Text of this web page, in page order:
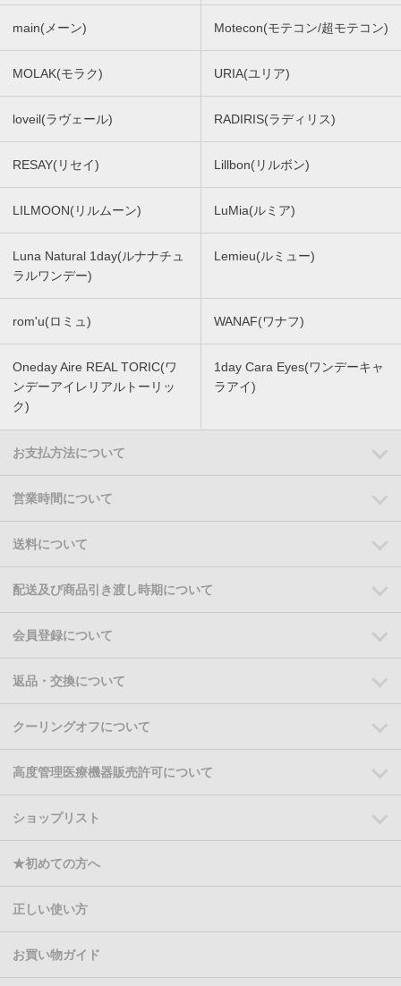
main(メーン) Motecon(モテコン/超モテコン)
MOLAK(モラク) URIA(ユリア)
loveil(ラヴェール) RADIRIS(ラディリス)
RESAY(リセイ) Lillbon(リルボン)
LILMOON(リルムーン) LuMia(ルミア)
Luna Natural 1day(ルナナチュ
ラルワンデー)
Lemieu(ルミュー)
rom'u(ロミュ) WANAF(ワナフ)
Oneday Aire REAL TORIC(ワ
ンデーアイレリアルトーリッ
ク)
1day Cara Eyes(ワンデーキャ
ラアイ)
お支払方法について
営業時間について
送料について
配送及び商品引き渡し時期について
会員登録について
返品・交換について
クーリングオフについて
高度管理医療機器販売許可について
ショップリスト
★初めての方へ
正しい使い方
お買い物ガイド